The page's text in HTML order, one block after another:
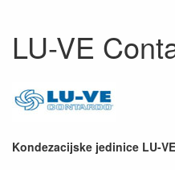
LU-VE
Kondezacijske jedinice LU-VE